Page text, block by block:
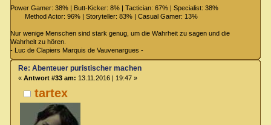
Power Gamer: 38% | Butt-Kicker: 8% | Tactician: 67% | Specialist: 38%
Method Actor: 96% | Storyteller: 83% | Casual Gamer: 13%
Nur wenige Menschen sind stark genug, um die Wahrheit zu sagen und die
Wahrheit zu hören.
- Luc de Clapiers Marquis de Vauvenargues -
tartex
Re: Abenteuer puristischer machen
« Antwort #33 am: 13.11.2016 | 19:47 »